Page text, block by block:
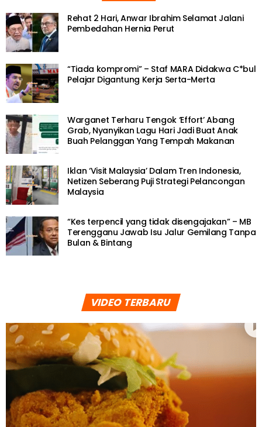
Rehat 2 Hari, Anwar Ibrahim Selamat Jalani
Pembedahan Hernia Perut
“Tiada kompromi” – Staf MARA Didakwa C*bul
Pelajar Digantung Kerja Serta-Merta
Warganet Terharu Tengok ‘Effort’ Abang
Grab, Nyanyikan Lagu Hari Jadi Buat Anak
Buah Pelanggan Yang Tempah Makanan
Iklan ‘Visit Malaysia’ Dalam Tren Indonesia,
Netizen Seberang Puji Strategi Pelancongan
Malaysia
“Kes terpencil yang tidak disengajakan” – MB
Terengganu Jawab Isu Jalur Gemilang Tanpa
Bulan & Bintang
VIDEO TERBARU